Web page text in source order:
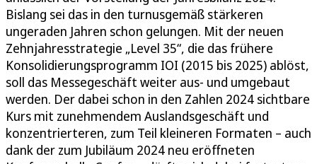
Bislang sei das in den turnusgemäß stärkeren
ungeraden Jahren schon gelungen. Mit der neuen
Zehnjahresstrategie „Level 35“, die das frühere
Konsolidierungsprogramm IOI (2015 bis 2025) ablöst,
soll das Messegeschäft weiter aus- und umgebaut
werden. Der dabei schon in den Zahlen 2024 sichtbare
Kurs mit zunehmendem Auslandsgeschäft und
konzentrierteren, zum Teil kleineren Formaten – auch
dank der zum Jubiläum 2024 neu eröffneten